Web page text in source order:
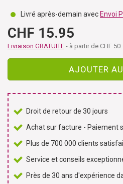
Livré après-demain avec Envoi
CHF 15.95
Livraison GRATUITE - à partir de CHF
AJOUTER
Droit de retour de 30 jours
Achat sur facture - Paiement
Plus de 700 000 clients
Service et conseils
Près de 30 ans d'expérience